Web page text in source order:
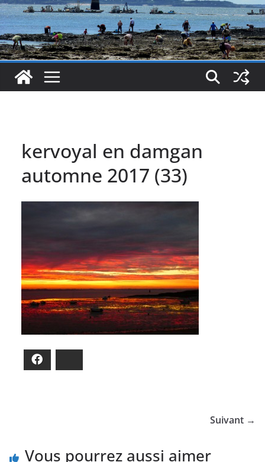
kervoyal en damgan
automne 2017 (33)
Suivant →
Vous pourrez aussi aimer